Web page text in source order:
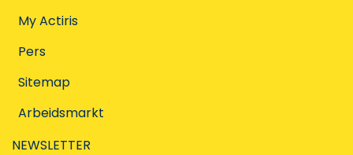
My Actiris
Pers
Sitemap
Arbeidsmarkt
NEWSLETTER